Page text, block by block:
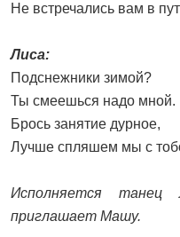
Не встречались вам в
Лиса:
Подснежники зимой?
Ты смеешься надо мной.
Брось занятие дурное,
Лучше спляшем мы с
Исполняется
приглашает Машу.